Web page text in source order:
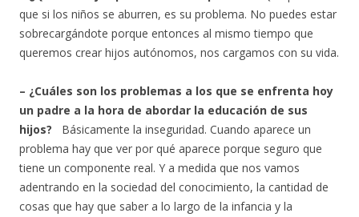
que si los niños se aburren, es su problema. No puedes estar
sobrecargándote porque entonces al mismo tiempo que
queremos crear hijos autónomos, nos cargamos con su vida.
– ¿Cuáles son los problemas a los que se enfrenta hoy
un padre a la hora de abordar la educación de sus
hijos? Básicamente la inseguridad. Cuando aparece un
problema hay que ver por qué aparece porque seguro que
tiene un componente real. Y a medida que nos vamos
adentrando en la sociedad del conocimiento, la cantidad de
cosas que hay que saber a lo largo de la infancia y la